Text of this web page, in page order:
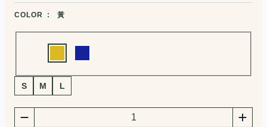
商品顏色選擇
COLOR : 黃
Choose a color
商品尺寸選擇
S M L
商品購買數量